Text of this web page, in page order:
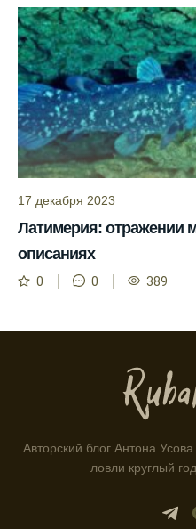
Ожидается
учетом прогноза
Сезонная
помогает
месяцы.
Инструкция по
учитывает
Благодаря фазам
выбирать
Способ
Прогноз клева на
Информация о
места для
фаз и погодных
17 декабря 2023
Латимерия: отражении
описаниях
0 0 389
Авторский блог Антона
ловли круглый